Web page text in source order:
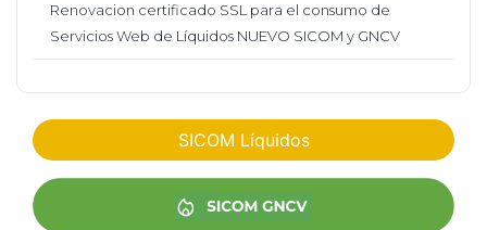
Renovacion certificado SSL para el consumo de
Servicios Web de Líquidos NUEVO SICOM y GNCV
SICOM Líquidos